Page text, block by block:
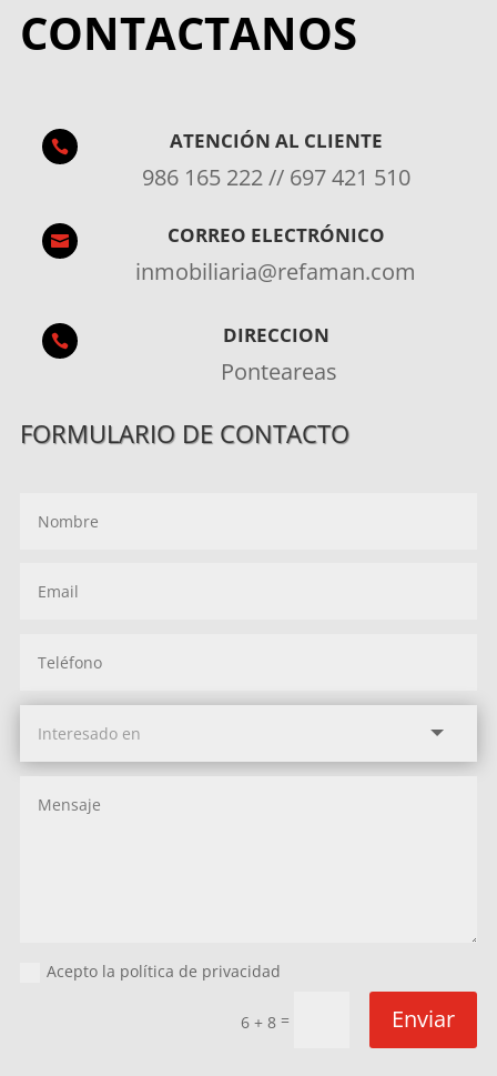
CONTACTANOS
 ATENCIÓN AL CLIENTE
986 165 222 // 697 421 510
 CORREO ELECTRÓNICO
inmobiliaria@refaman.com
 DIRECCION
Ponteareas
FORMULARIO DE CONTACTO
Acepto la política de privacidad
6 + 8 = Enviar